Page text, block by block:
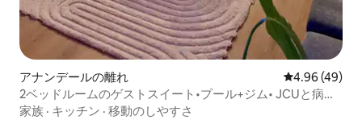
アナンデールの離れ レビュー49
4.96 (49)
2ベッドルームのゲストスイート•プール+ジム• JCUと病院
の近く
家族 · キッチン · 移動のしやすさ